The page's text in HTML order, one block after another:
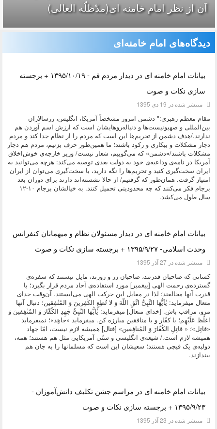
آن از نظر امام خامنه ای(مدّظلّه العالی)
دیدگاه‌های امام خامنه‌ای
بیانات امام خامنه ای در دیدار مردم قم - ۱۳۹۵/۱۰/۱۹ + برجسته
سازی نکات و صوت
منتشر شده در 19 دی 1395
مقام معظم رهبری:" دشمن امروز مشخصاً آمریکا،‌ انگلیس، زرسالاران
بین‌المللی و صهیونیست‌ها و دنباله‌روهایشان است که ارزش اسم آوردن هم
ندارند./هدف دشمن از تحریم‌ها این است که مردم را از نظام جدا کند و مردم
دچار مشکلات و بیکاری و رکود باشند؛ ما همین‌طور حرف بزنیم، مردم هم دچار
مشکلات باشند/«دشمن» که می‌گوییم، شعار نیست/ وزیر خارجه‌ی خوش‌اخلاق
آمریکا در نامه‌ی وداعیه‌ی خود به دولت بعدی توصیه می‌کند: هرچه می‌توانید به
ایران سخت‌گیری کنید و تحریم‌ها را نگه دارید، با سخت‌گیری می‌توان از ایران
امتیاز گرفت. همان‌طور که گرفتیم/ از حالا نشسته‌اند دارند برای دوران بعد
برجام فکر می‌کنند که چه محدودیتی تحمیل کنند. به خیالشان برجام ۱۰-۱۲
سال طول می‌کشد.
بیانات امام خامنه ای در دیدار مسئولان نظام و میهمانان کنفرانس
وحدت اسلامی- ۱۳۹۵/۹/۲۷ + برجسته سازی نکات و صوت
منتشر شده در 27 آذر 1395
کسانی که صاحبان قدرتند، صاحبان زر و زورند، مایل نیستند که سفره‌ی
گسترده‌ی رحمت الهی [پیغمبر] مورد استفاده‌ی آحاد مردم قرار بگیرد؛ با
قدرت آنها مخالفند؛ لذا در مقابل این حرکت الهی می‌ایستند. آن‌وقت خدای
متعال میفرماید: یٰاَیُّهَا النَّبِیُّ اتَّقِ اللّهَ وَ لا تُطِعِ الکٰفِرینَ وَ المُنٰفِقین‌؛ دنبال آنها
مرو، مراقب باش. [خدای متعال] میفرماید: یٰاَیُّهَا النَّبِیُّ جٰهِدِ الکُفّارَ وَ المُنٰفِقینَ وَ
اغلُظ عَلَیْهِم‌؛ با کفّار و با منافقین مبارزه کن. میفرماید «جاهِد»؛ نمیفرماید
«قاتِل»؛ « قاتِلِ الکُفّارَ وَ المُنافِقین» [قتال] همیشه لازم نیست، امّا جهاد
همیشه لازم است./ شیعه‌ی انگلیسی و سنّی آمریکایی مثل هم هستند؛ همه،
دولبه‌ی یک قیچی هستند؛ سعیشان این است که مسلمانها را به جان هم
بیندازند.
بیانات امام خامنه ای در مراسم جشن تکلیف دانش‌آموزان -
۱۳۹۵/۹/۲۳ + برجسته سازی نکات و صوت
منتشر شده در 23 آذر 1395